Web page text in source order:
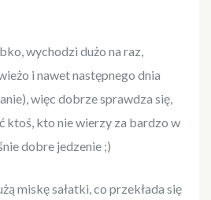
wychodzi dużo na raz,
i nawet następnego dnia
więc dobrze sprawdza się,
ktoś, kto nie wierzy za bardzo w
dobre jedzenie ;)
miskę sałatki, co przekłada się